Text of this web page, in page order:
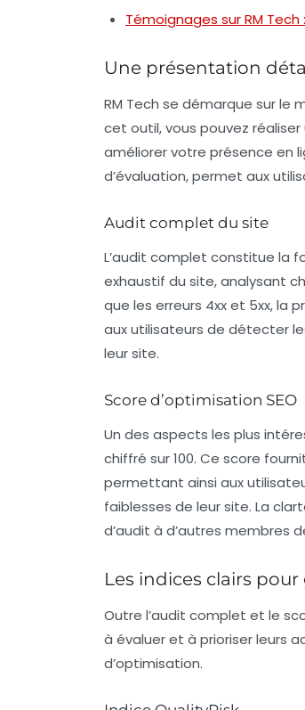
Témoignages sur RM
Une présentation
RM Tech se démarque sur le
cet outil, vous pouvez
améliorer votre présence en
d’évaluation, permet aux
Audit complet du site
L’audit complet constitue la
exhaustif du site, analysant
que les erreurs 4xx et 5xx, la
aux utilisateurs de détecter
leur site.
Score d’optimisation SEO
Un des aspects les plus
chiffré sur 100. Ce score
permettant ainsi aux
faiblesses de leur site. La
d’audit à d’autres membres
Les indices clairs
Outre l’audit complet et le
à évaluer et à prioriser leurs
d’optimisation.